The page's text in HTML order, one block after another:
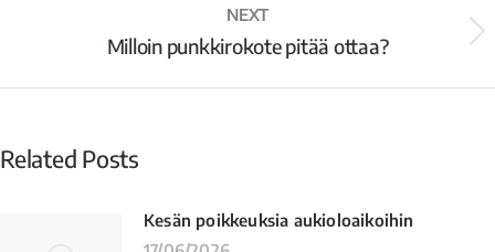
NEXT
Milloin punkkirokote pitää ottaa?
Related Posts
Kesän poikkeuksia aukioloaikoihin